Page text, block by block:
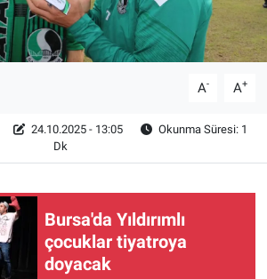
A- A+
24.10.2025 - 13:05
Okunma Süresi: 1
Dk
Bursa'da Yıldırımlı
çocuklar tiyatroya
doyacak